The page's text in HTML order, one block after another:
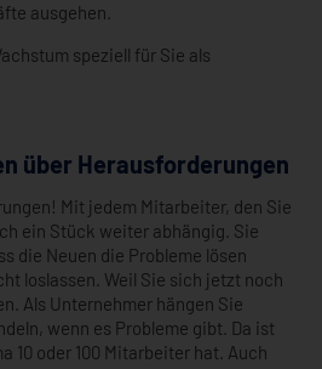
ausgehen.
speziell für Sie als
über Herausforderungen
Mit jedem Mitarbeiter, den Sie
ein Stück weiter abhängig. Sie
die Neuen die Probleme lösen
loslassen. Weil Sie sich jetzt noch
Als Unternehmer hängen Sie
wenn es Probleme gibt. Da ist
10 oder 100 Mitarbeiter hat. Auch